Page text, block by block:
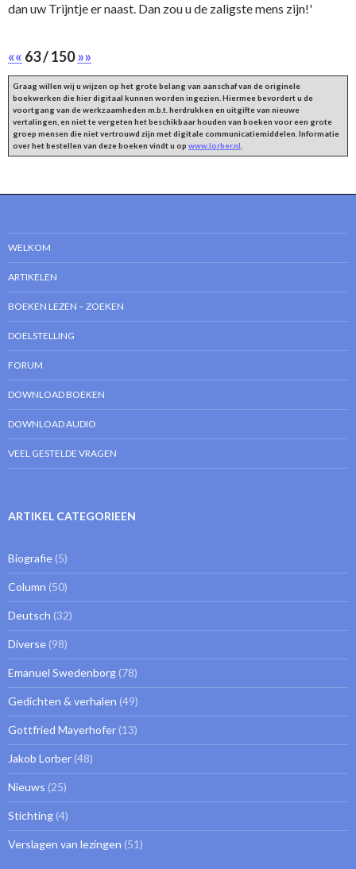
dan uw Trijntje er naast. Dan zou u de zaligste mens zijn!'
«« 63 / 150»»
Graag willen wij u wijzen op het grote belang van aanschaf van de originele
boekwerken die hier digitaal kunnen worden ingezien. Hiermee bevordert u de
voortgang van de werkzaamheden m.b.t. herdrukken en uitgifte van nieuwe
vertalingen, en niet te vergeten het beschikbaar houden van boeken voor een grote
groep mensen die niet vertrouwd zijn met digitale communicatiemiddelen. Informatie
over het bestellen van deze boeken vindt u op www.lorber.nl
WELKOM
ARTIKELEN
BOEKEN LEZEN – ZOEKEN
DOELSTELLING
FORUM
DOWNLOAD BOEKEN
DOWNLOAD AUDIO
VEEL GESTELDE VRAGEN
ARTIKEL CATEGORIEEN
Biografie (5)
Column (50)
Deutsch (32)
Diverse (98)
Emanuel Swedenborg (78)
Gedichten & verhalen (49)
Gottfried Mayerhofer (13)
Jakob Lorber (48)
Nieuws (25)
Stichting (4)
Verslagen van lezingen (51)